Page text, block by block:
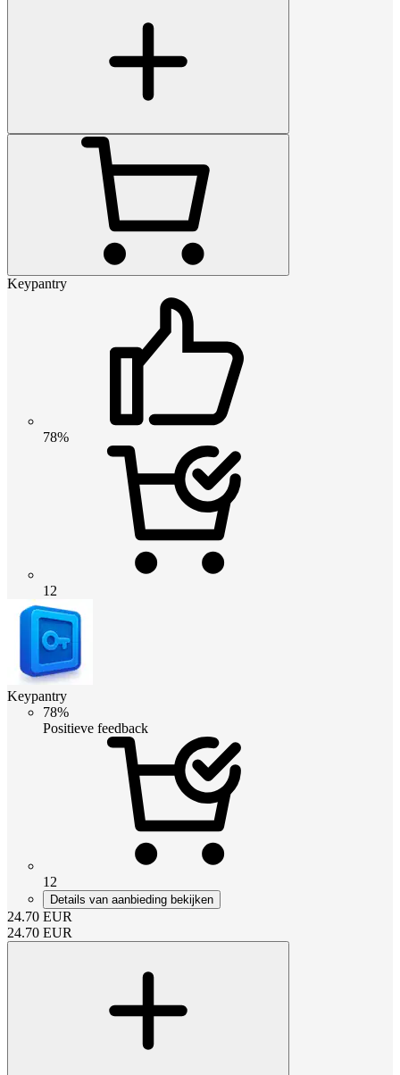
Keypantry
78%
12
Keypantry
78%
Positieve feedback
12
Details van aanbieding bekijken
24.70 EUR
24.70 EUR